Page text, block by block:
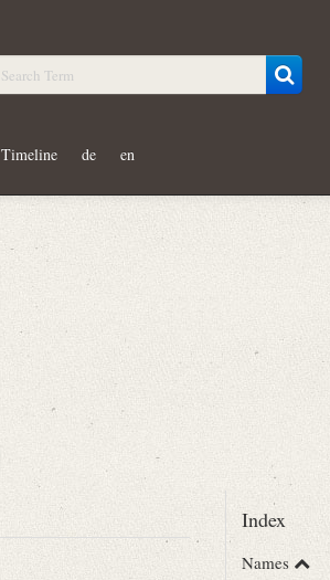
Timeline de en
Index
Names